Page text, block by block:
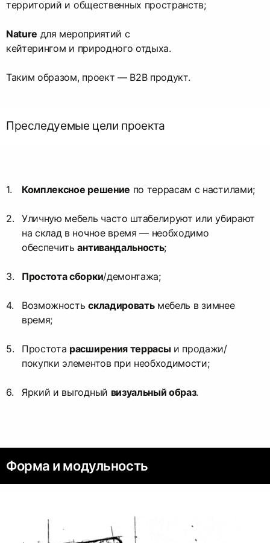
территорий и общественных пространств;
Nature для мероприятий с
кейтерингом и природного отдыха.
Таким образом, проект — B2B продукт.
Преследуемые цели проекта
Комплексное решение по террасам с настилами;
Уличную мебель часто штабелируют или убирают
на склад в ночное время — необходимо
обеспечитьантивандальность;
Простота сборки/демонтажа;
Возможностьскладироватьмебель в зимнее
время;
Простота расширения террасыи продажи/
покупки элементов при необходимости;
Яркий и выгодный визуальный образ.
Форма и модульность